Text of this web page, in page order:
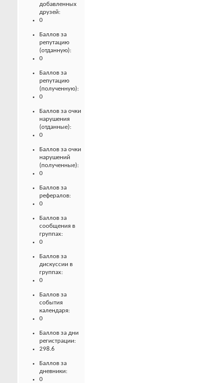
добавленных
друзей:
0
Баллов за
репутацию
(отданную):
0
Баллов за
репутацию
(полученную):
0
Баллов за очки
нарушения
(отданные):
0
Баллов за очки
нарушений
(полученные):
0
Баллов за
рефералов:
0
Баллов за
сообщения в
группах:
0
Баллов за
дискуссии в
группах:
0
Баллов за
события
календаря:
0
Баллов за дни
регистрации:
298.6
Баллов за
дневники:
0